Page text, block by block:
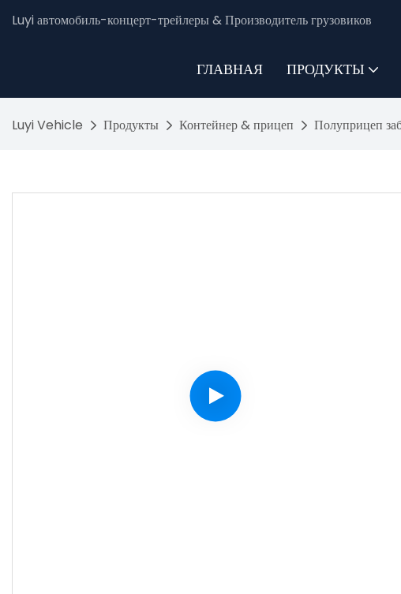
Luyi автомобиль-концерт-трейлеры & Производитель грузовиков
ГЛАВНАЯ ПРОДУКТЫ
Luyi Vehicle Продукты Контейнер & прицеп Полуприцеп